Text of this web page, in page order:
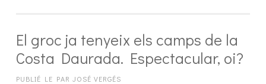
El groc ja tenyeix els camps de la
Costa Daurada. Espectacular, oi?
PUBLIÉ LE PAR JOSÉ VERGÉS